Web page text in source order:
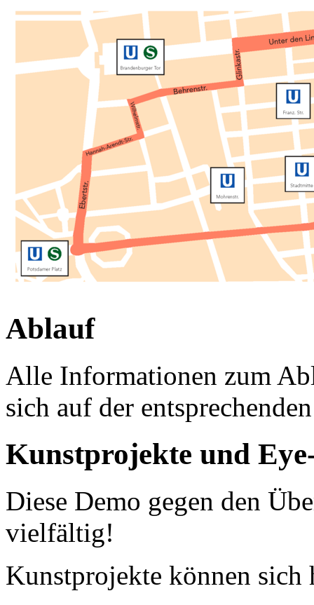
Ablauf
Alle Informationen zum
sich auf der
Kunstprojekte und
Diese Demo gegen den
vielfältig!
Kunstprojekte können sich